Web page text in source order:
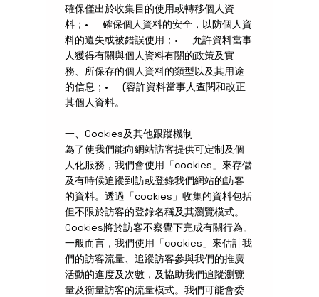
確保僅出於收集目的使用或轉移個人資
料；• 確保個人資料的安全，以防個人資
料的遺失或被錯誤使用；• 允許資料當事
人獲得有關與個人資料有關的政策及實
務、所保存的個人資料的類型以及其用途
的信息；• (容許資料當事人查閱和改正
其個人資料。
一、Cookies及其他跟蹤機制
為了使我們能向網站訪客提供可定制及個
人化服務，我們會使用「cookies」來存儲
及有時候追蹤到訪或登錄我們網站的訪客
的資料。透過「cookies」收集的資料包括
但不限於訪客的登錄名稱及其瀏覽模式。
Cookies將於訪客不察覺下完成有關行為。
一般而言，我們使用「cookies」來估計我
們的訪客流量、追蹤訪客參與我們的推廣
活動的進度及次數，及協助我們追蹤瀏覽
量及衡量訪客的流量模式。我們可能會委